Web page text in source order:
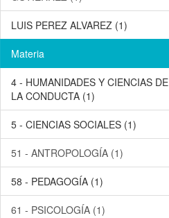
LUIS PEREZ ALVAREZ (1)
Materia
4 - HUMANIDADES Y CIENCIAS DE
LA CONDUCTA (1)
5 - CIENCIAS SOCIALES (1)
51 - ANTROPOLOGÍA (1)
58 - PEDAGOGÍA (1)
61 - PSICOLOGÍA (1)